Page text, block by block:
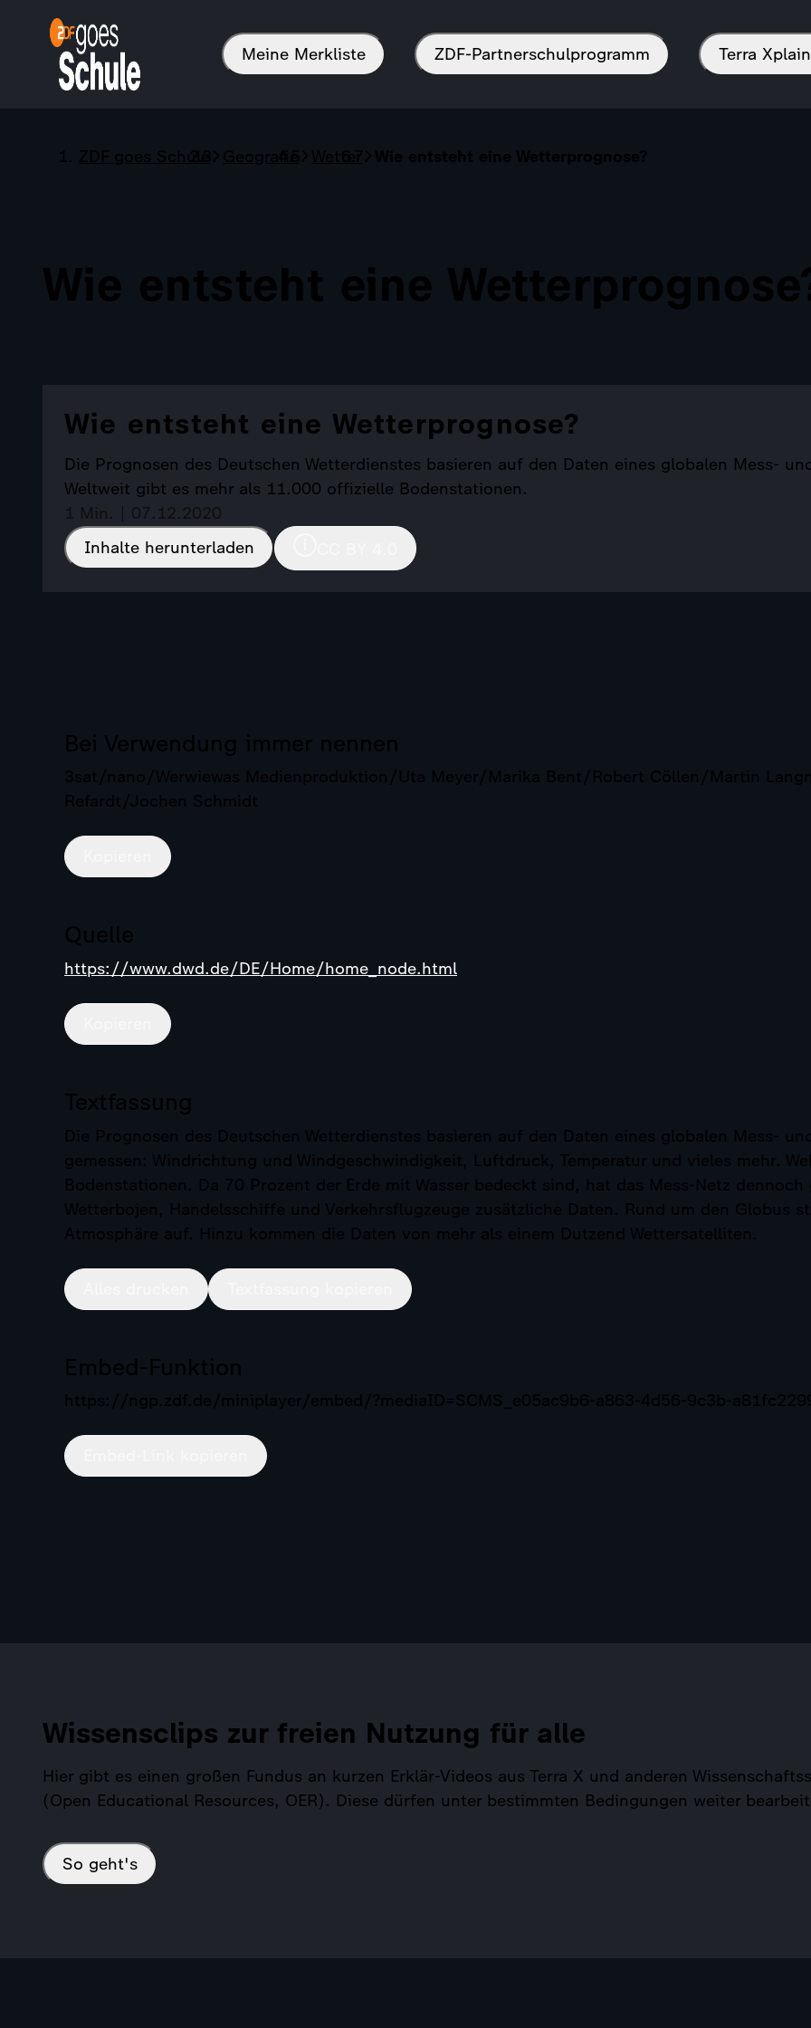
Meine Merkliste ZDF-Partnerschulprogramm Terra
ZDF goes Schule Geografie Wetter Wie entsteht eine Wetterprognose?
Wie entsteht eine
Wie entsteht eine Wetterprognose?
Die Prognosen des Deutschen Wetterdienstes basieren auf den Daten eines globalen Mess-
Weltweit gibt es mehr als 11.000 offizielle Bodenstationen.
1 Min. | 07.12.2020
Inhalte herunterladen
Bei Verwendung immer nennen
3sat/nano/Werwiewas Medienproduktion/Uta Meyer/Marika Bent/Robert Cöllen/Martin
Refardt/Jochen Schmidt
Quelle
https://www.dwd.de/DE/Home/home_node.html
Textfassung
Die Prognosen des Deutschen Wetterdienstes basieren auf den Daten eines globalen Mess-
gemessen: Windrichtung und Windgeschwindigkeit, Luftdruck, Temperatur und vieles mehr.
Bodenstationen. Da 70 Prozent der Erde mit Wasser bedeckt sind, hat das Mess-Netz
Wetterbojen, Handelsschiffe und Verkehrsflugzeuge zusätzliche Daten. Rund um den Globus
Atmosphäre auf. Hinzu kommen die Daten von mehr als einem Dutzend Wettersatelliten.
Embed-Funktion
https://ngp.zdf.de/miniplayer/embed/?mediaID=SCMS_e05ac9b6-a863-4d56-9c3b-
Wissensclips zur freien Nutzung für alle
Hier gibt es einen großen Fundus an kurzen Erklär-Videos aus Terra X und anderen
(Open Educational Resources, OER). Diese dürfen unter bestimmten Bedingungen weiter
So geht's